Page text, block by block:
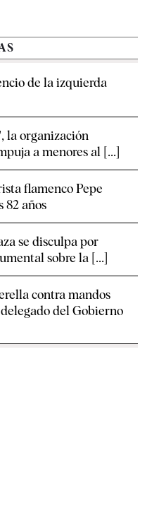
de la izquierda
la organización
a menores al [...]
flamenco Pepe
82 años
se disculpa por
sobre la [...]
contra mandos
del Gobierno